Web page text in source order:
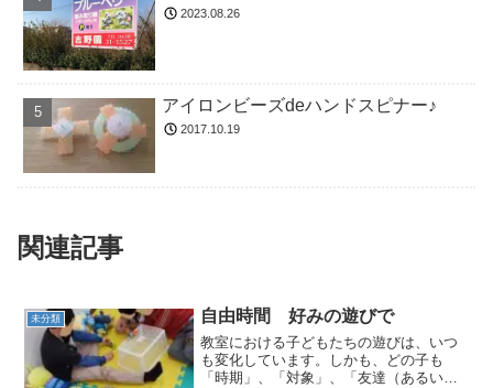
2023.08.26
アイロンビーズdeハンドスピナー♪
2017.10.19
関連記事
未分類 自由時間 好みの遊びで
教室における子どもたちの遊びは、いつ
も変化しています。しかも、どの子も
「時期」、「対象」、「友達（あるいは